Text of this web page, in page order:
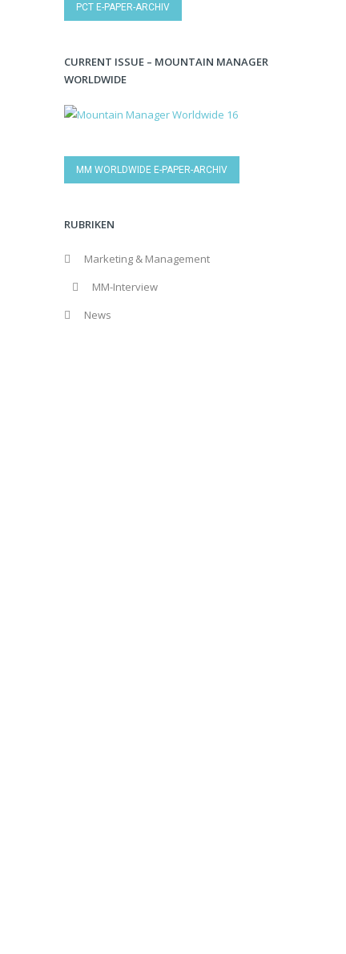
PCT E-PAPER-ARCHIV
CURRENT ISSUE – MOUNTAIN MANAGER
WORLDWIDE
MM WORLDWIDE E-PAPER-ARCHIV
RUBRIKEN
Marketing & Management
MM-Interview
News